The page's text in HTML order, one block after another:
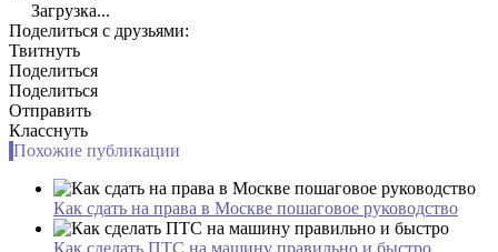
Загрузка...
Поделиться с друзьями:
Твитнуть
Поделиться
Поделиться
Отправить
Класснуть
Похожие публикации
Как сдать на права в Москве пошаговое руководство